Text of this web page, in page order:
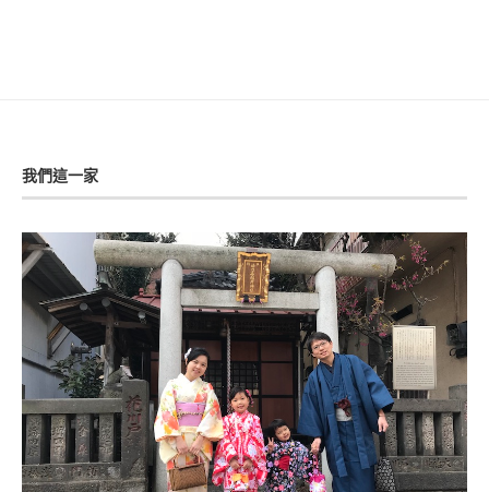
我們這一家